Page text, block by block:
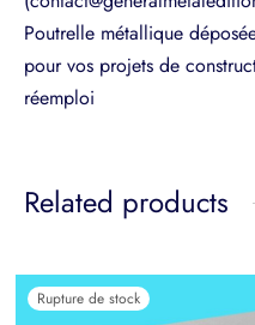
Poutrelle métallique
pour vos projets de
réemploi
Related products
Rupture de stock